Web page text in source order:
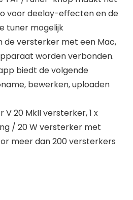
voor deelay-effecten en de
tuner mogelijk
de versterker met een Mac,
worden verbonden.
biedt de volgende
bewerken, uploaden
V 20 MkII versterker, 1 x
/ 20 W versterker met
meer dan 200 versterkers